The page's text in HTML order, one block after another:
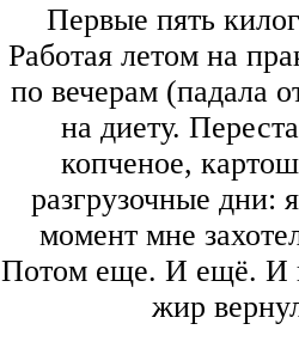
Первые пять
Работая летом на
по вечерам (падала
на диету.
копченое,
разгрузочные дни:
момент мне
Потом еще. И ещё. И
жир